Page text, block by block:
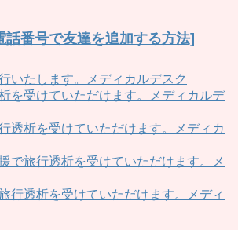
話番号で友達を追加する方法]
いたします。メディカルデスク
を受けていただけます。メディカルデ
透析を受けていただけます。メディカ
で旅行透析を受けていただけます。メ
行透析を受けていただけます。メディ